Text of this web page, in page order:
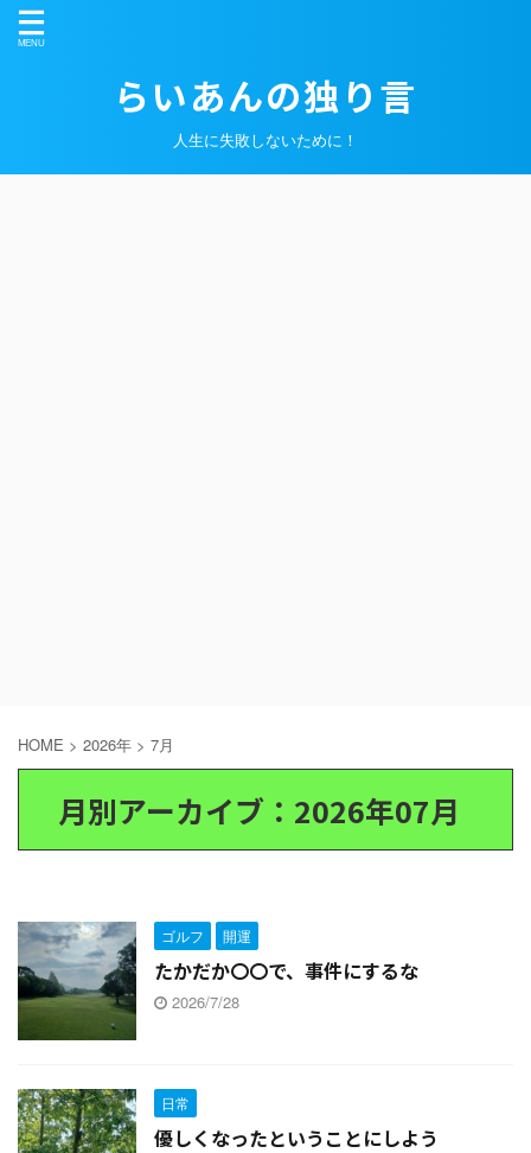
らいあんの独り言
人生に失敗しないために！
HOME > 2026年 > 7月
月別アーカイブ：2026年07月
ゴルフ 開運
たかだか〇〇で、事件にするな
2026/7/28
日常
優しくなったということにしよう